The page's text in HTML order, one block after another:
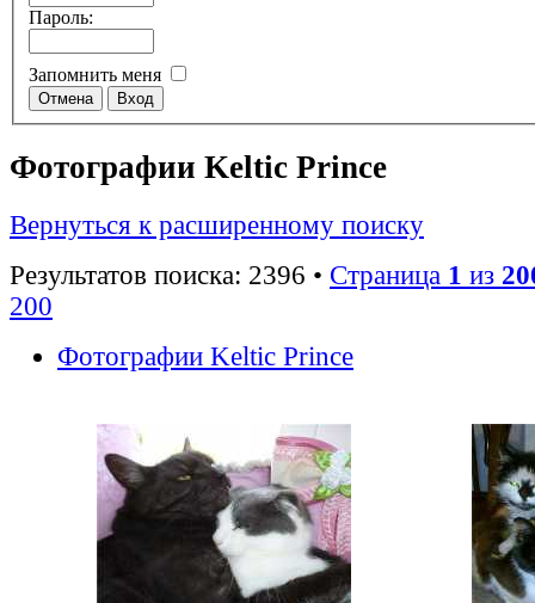
Пароль:
Запомнить меня
Фотографии Keltic Prince
Вернуться к расширенному поиску
Результатов поиска: 2396 • Страница 1 из
200
Фотографии Keltic Prince